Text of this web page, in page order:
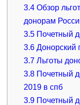
3.4 Обзор
донорам
3.5 Почетный
3.6 Донорский
3.7 Льготы
3.8 Почетный
2019 в спб
3.9 Почетный